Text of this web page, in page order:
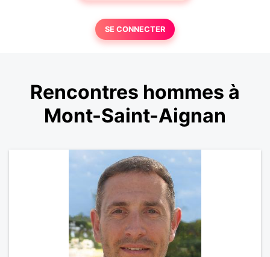
SE CONNECTER
Rencontres hommes à
Mont-Saint-Aignan